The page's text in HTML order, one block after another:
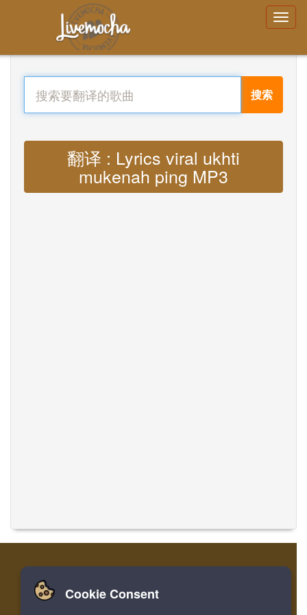
搜索
翻译 : Lyrics viral ukhti
mukenah ping MP3
家 登录 寄存器
Cookie Consent